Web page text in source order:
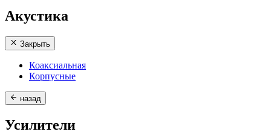
Акустика
Закрыть
Коаксиальная
Корпусные
назад
Усилители